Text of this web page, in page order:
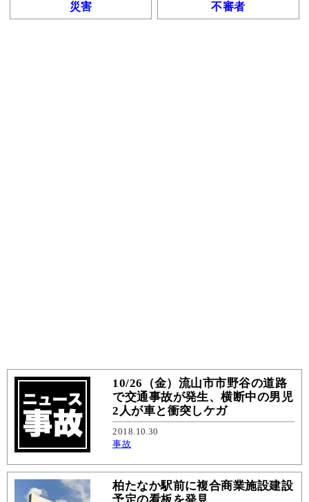
災害 不審者
10/26（金）流山市市野谷の道路
で交通事故が発生、横断中の男児
2人が車と衝突しケガ
2018.10.30
事故
柏たなか駅前に複合商業施設建設